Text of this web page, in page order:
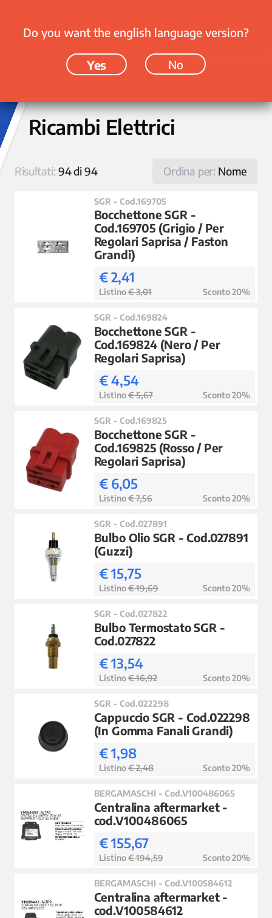
Ricambi Elettrici
Ordina per: Nome
Risultati:94 di 94
SGR - Cod.169705
Bocchettone SGR -
Cod.169705 (Grigio / Per
Regolari Saprisa / Faston
Grandi)
€ 2,41
Listino€ 3,01 Sconto 20%
SGR - Cod.169824
Bocchettone SGR -
Cod.169824 (Nero / Per
Regolari Saprisa)
€ 4,54
Listino€ 5,67 Sconto 20%
SGR - Cod.169825
Bocchettone SGR -
Cod.169825 (Rosso / Per
Regolari Saprisa)
€ 6,05
Listino€ 7,56 Sconto 20%
SGR - Cod.027891
Bulbo Olio SGR - Cod.027891
(Guzzi)
€ 15,75
Listino€ 19,69 Sconto 20%
SGR - Cod.027822
Bulbo Termostato SGR -
Cod.027822
€ 13,54
Listino€ 16,92 Sconto 20%
SGR - Cod.022298
Cappuccio SGR - Cod.022298
(In Gomma Fanali Grandi)
€ 1,98
Listino€ 2,48 Sconto 20%
BERGAMASCHI - Cod.V100486065
Centralina aftermarket -
cod.V100486065
€ 155,67
Listino€ 194,59 Sconto 20%
BERGAMASCHI - Cod.V100584612
Centralina aftermarket -
cod.V100584612
Do you want the english language version?
Yes No